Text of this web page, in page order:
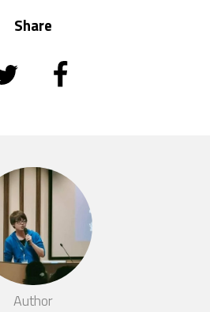
Share
Author